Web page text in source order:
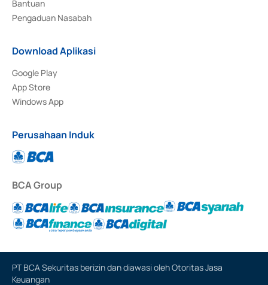
Bantuan
Pengaduan Nasabah
Download Aplikasi
Google Play
App Store
Windows App
Perusahaan Induk
BCA Group
PT BCA Sekuritas berizin dan diawasi oleh Otoritas Jasa
Keuangan